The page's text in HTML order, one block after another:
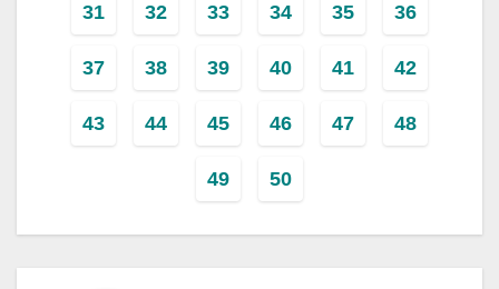
31 32 33 34 35 36
37 38 39 40 41 42
43 44 45 46 47 48
49 50